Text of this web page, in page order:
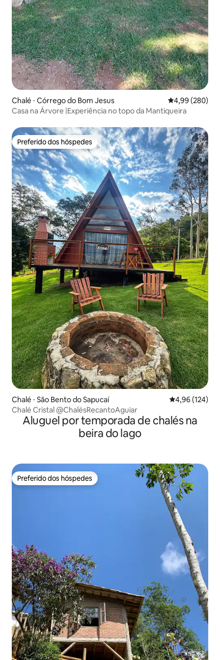
Chalé ⋅ Córrego do Bom Jesus 4,99 de uma
4,99 (280)
Casa na Árvore |Experiência no topo da Mantiqueira
Preferido dos hóspedes
Preferido dos hóspedes
Chalé ⋅ São Bento do Sapucaí 4,96 de uma
4,96 (124)
Chalé Cristal @ChalésRecantoAguiar
Aluguel por temporada de chalés na
beira do lago
Preferido dos hóspedes
Preferido dos hóspedes